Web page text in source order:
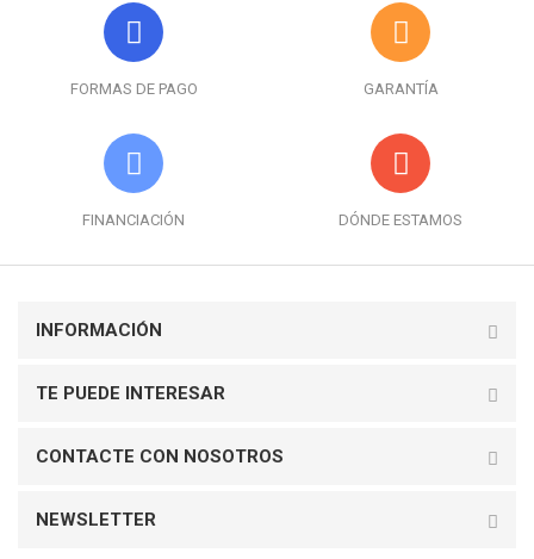
FORMAS DE PAGO GARANTÍA
FINANCIACIÓN DÓNDE ESTAMOS
INFORMACIÓN
TE PUEDE INTERESAR
CONTACTE CON NOSOTROS
NEWSLETTER